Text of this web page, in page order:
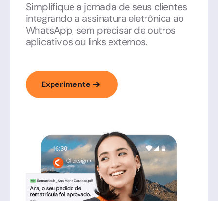
Simplifique a jornada de seus clientes
integrando a assinatura eletrônica ao
WhatsApp, sem precisar de outros
aplicativos ou links externos.
Experimente